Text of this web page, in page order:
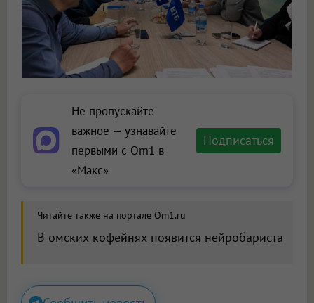
Не пропускайте
важное — узнавайте
первыми с Om1 в
«Макс»
Подписаться
Читайте также на портале Om1.ru
В омских кофейнях появится нейробариста